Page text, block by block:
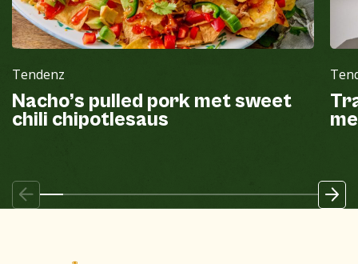
Tendenz
Nacho’s pulled pork met sweet
chili chipotlesaus